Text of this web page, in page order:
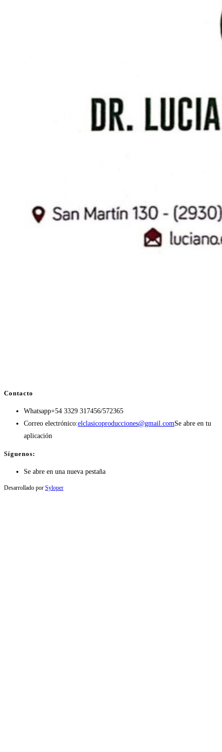
Contacto
Whatsapp+54 3329 317456/572365
Correo electrónico:elclasicoproducciones@gmail.comSe abre en tu
aplicación
Síguenos:
Se abre en una nueva pestaña
Desarrollado por Syloper